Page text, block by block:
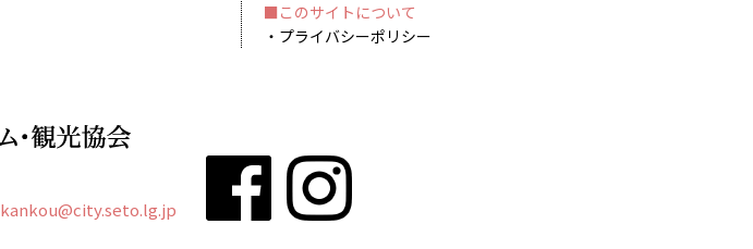
このサイトについて
プライバシーポリシー
kankou@city.seto.lg.jp